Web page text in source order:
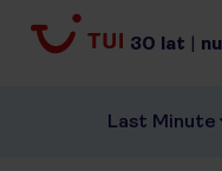
30 lat |
Last Minute